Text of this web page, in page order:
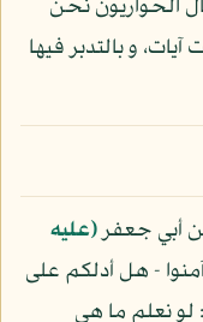
الحواريون نحن
إلى تمام ست آيات، و بالتدبر فيها
أبي جعفر(عليه
آمنوا - هل أدلكم على
لو نعلم ما هي